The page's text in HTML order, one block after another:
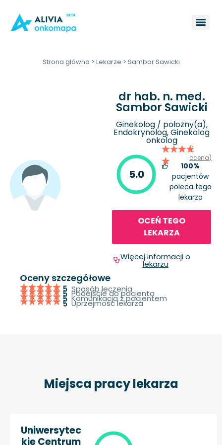
Strona główna > Lekarze > Sambor Sawicki
dr hab. n. med.
Sambor Sawicki
Ginekolog / położny(a),
Endokrynolog, Ginekolog
onkolog
5.0
(1
ocena)
100%
pacjentów
poleca tego
lekarza
OCEŃ TEGO
LEKARZA
Więcej informacji o
lekarzu
Oceny szczegółowe
5 Sposób leczenia
5 Podejście do pacjenta
5 Komunikacja z pacjentem
5 Uprzejmość lekarza
Miejsca pracy lekarza
Uniwersytec
kie Centrum